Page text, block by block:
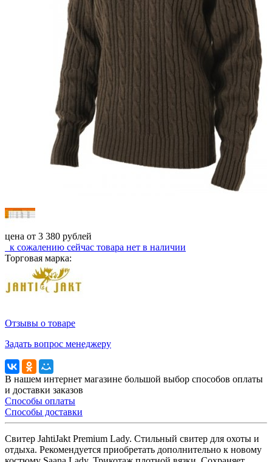
цена от 3 380 рублей
к сожалению сейчас товара нет в наличии
Торговая марка:
Отзывы о товаре
Задать вопрос менеджеру
В нашем интернет магазине большой выбор способов оплаты
и доставки заказов
Способы оплаты
Способы доставки
Свитер JahtiJakt Premium Lady. Стильный свитер для охоты и
отдыха. Рекомендуется приобретать дополнительно к новому